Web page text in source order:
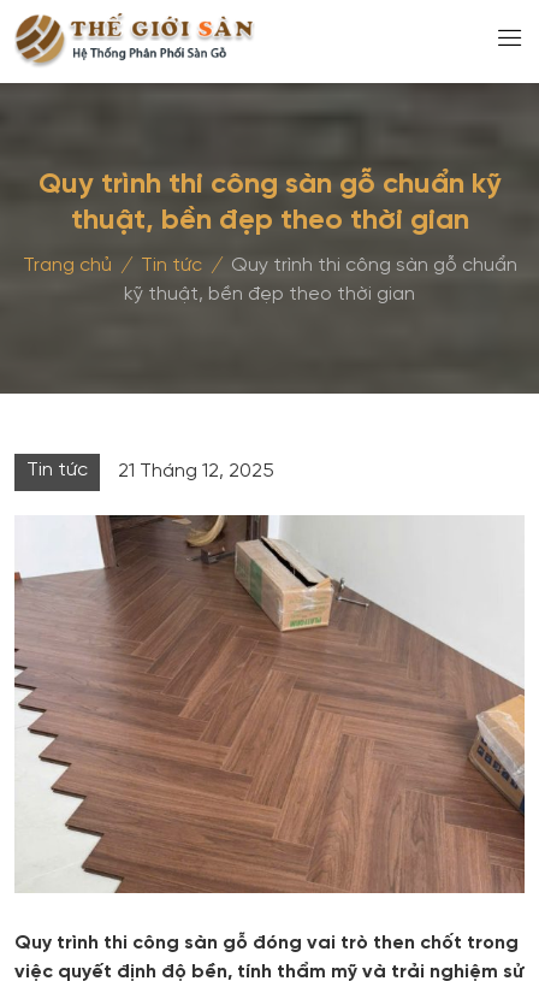
Quy trình thi công sàn gỗ chuẩn kỹ
thuật, bền đẹp theo thời gian
Trang chủ / Tin tức / Quy trình thi công sàn gỗ chuẩn
kỹ thuật, bền đẹp theo thời gian
Tin tức 21 Tháng 12, 2025
Quy trình thi công sàn gỗ đóng vai trò then chốt trong
việc quyết định độ bền, tính thẩm mỹ và trải nghiệm sử